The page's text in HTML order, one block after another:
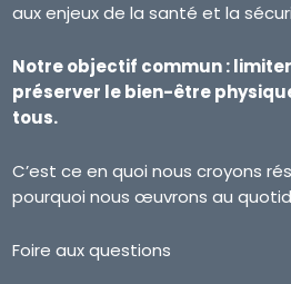
aux enjeux de la santé et la
Notre objectif commun :
préserver le bien-être
tous.
C’est ce en quoi nous croyons
pourquoi nous œuvrons au
Foire aux questions